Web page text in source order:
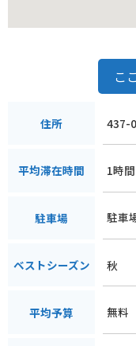
こ
住所 437-
平均滞在時間 1時間
駐車場 駐車
ベストシーズン 秋
平均予算 無料